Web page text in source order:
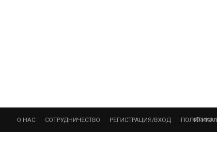
О НАС СОТРУДНИЧЕСТВО РЕГИСТРАЦИЯ/ВХОД ПОЛИТИКА